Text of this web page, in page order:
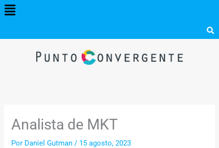
Menú
Analista de MKT
Por Daniel Gutman/ 15 agosto, 2023